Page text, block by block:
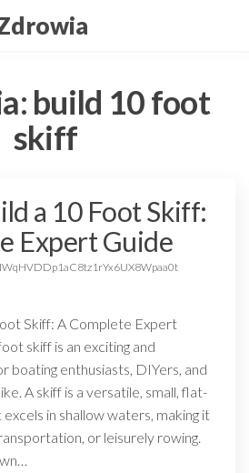
build 10 foot
skiff
a 10 Foot Skiff:
Expert Guide
Skiff: A Complete Expert
skiff is an exciting and
boating enthusiasts, DIYers, and
A skiff is a versatile, small, flat-
in shallow waters, making it
or leisurely rowing.